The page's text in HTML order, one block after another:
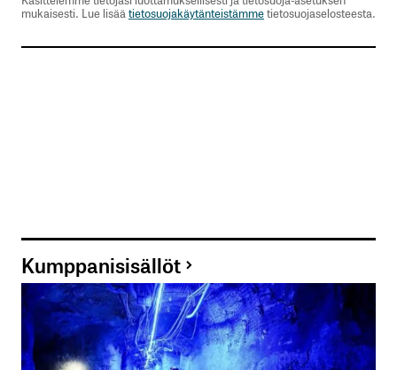
mukaisesti. Lue lisää tietosuojakäytänteistämmetietosuojaselosteesta.
Kumppanisisällöt